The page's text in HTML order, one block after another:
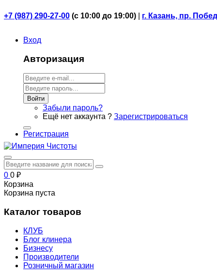
+7 (987) 290-27-00 (с 10:00 до 19:00) г. Казань, пр.
Вход
Авторизация
Войти
Забыли пароль?
Ещё нет аккаунта ? Зарегистрироваться
Регистрация
0 0 ₽
Корзина
Корзина пуста
Каталог товаров
КЛУБ
Блог клинера
Бизнесу
Производители
Розничный магазин